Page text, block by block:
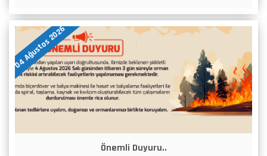
04 Ağustos 2026
Önemli Duyuru..